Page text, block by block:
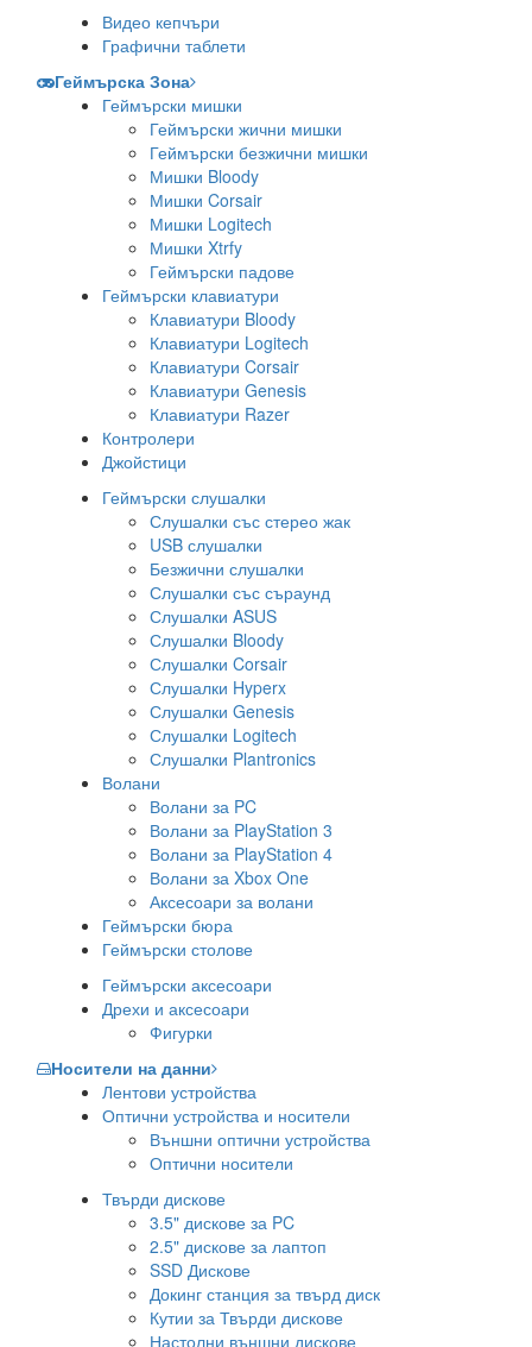
Видео кепчъри
Графични таблети
Геймърска Зона
Геймърски мишки
Геймърски жични мишки
Геймърски безжични мишки
Мишки Bloody
Мишки Corsair
Мишки Logitech
Мишки Xtrfy
Геймърски падове
Геймърски клавиатури
Клавиатури Bloody
Клавиатури Logitech
Клавиатури Corsair
Клавиатури Genesis
Клавиатури Razer
Контролери
Джойстици
Геймърски слушалки
Слушалки със стерео жак
USB слушалки
Безжични слушалки
Слушалки със съраунд
Слушалки ASUS
Слушалки Bloody
Слушалки Corsair
Слушалки Hyperx
Слушалки Genesis
Слушалки Logitech
Слушалки Plantronics
Волани
Волани за PC
Волани за PlayStation 3
Волани за PlayStation 4
Волани за Xbox One
Аксесоари за волани
Геймърски бюра
Геймърски столове
Геймърски аксесоари
Дрехи и аксесоари
Фигурки
Носители на данни
Лентови устройства
Оптични устройства и носители
Външни оптични устройства
Оптични носители
Твърди дискове
3.5" дискове за PC
2.5" дискове за лаптоп
SSD Дискове
Докинг станция за твърд диск
Кутии за Твърди дискове
Настолни външни дискове